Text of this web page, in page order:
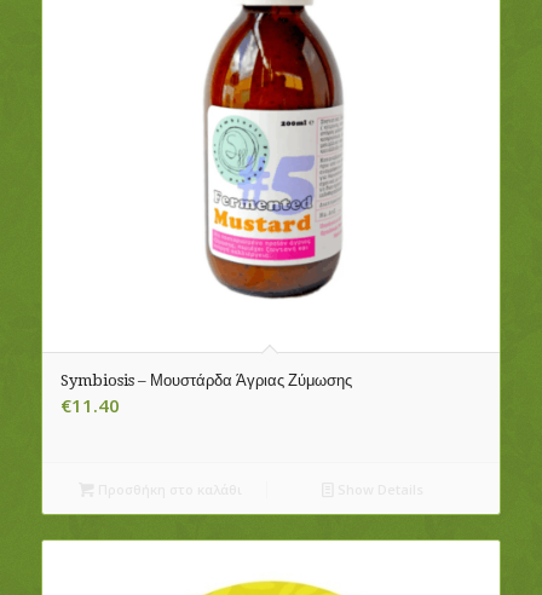
Symbiosis – Μουστάρδα Άγριας Ζύμωσης
€11.40